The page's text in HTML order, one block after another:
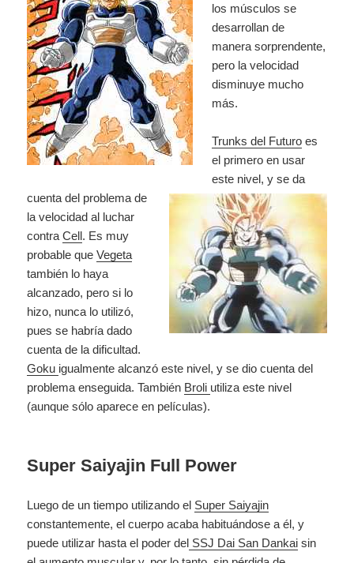
los músculos se
desarrollan de
manera sorprendente,
pero la velocidad
disminuye mucho
más.
Trunks del Futuro es
el primero en usar
este nivel, y se da
cuenta del problema de
la velocidad al luchar
contraCell. Es muy
probable queVegeta
también lo haya
alcanzado, pero si lo
hizo, nunca lo utilizó,
pues se habría dado
cuenta de la dificultad.
Goku igualmente alcanzó este nivel, y se dio cuenta del
problema enseguida. También Broli utiliza este nivel
(aunque sólo aparece en películas).
Super Saiyajin Full Power
Luego de un tiempo utilizando el Super Saiyajin
constantemente, el cuerpo acaba habituándose a él, y
puede utilizar hasta el poder del SSJ Dai San Dankai sin